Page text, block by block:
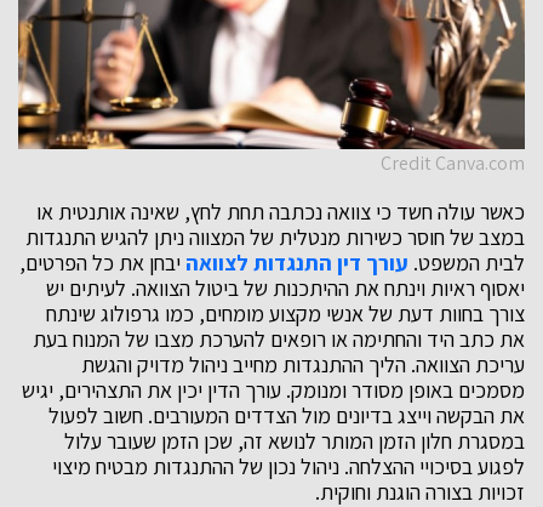
Credit Canva.com
כאשר עולה חשד כי צוואה נכתבה תחת לחץ, שאינה אותנטית או
במצב של חוסר כשירות מנטלית של המצווה ניתן להגיש התנגדות
לבית המשפט. עורך דין התנגדות לצוואה יבחן את כל הפרטים,
יאסוף ראיות וינתח את ההיתכנות של ביטול הצוואה. לעיתים יש
צורך בחוות דעת של אנשי מקצוע מומחים, כמו גרפולוג שינתח
את כתב היד והחתימה או רופאים להערכת מצבו של המנוח בעת
עריכת הצוואה. הליך ההתנגדות מחייב ניהול מדויק והגשת
מסמכים באופן מסודר ומנומק. עורך הדין יכין את התצהירים, יגיש
את הבקשה וייצג בדיונים מול הצדדים המעורבים. חשוב לפעול
במסגרת חלון הזמן המותר לנושא זה, שכן הזמן שעובר עלול
לפגוע בסיכויי ההצלחה. ניהול נכון של ההתנגדות מבטיח מיצוי
זכויות בצורה הוגנת וחוקית.